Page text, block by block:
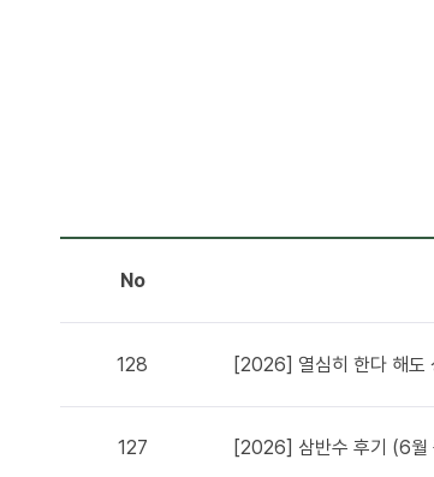
No
128 [2026] 열심히 한다 해도
127 [2026] 삼반수 후기 (6월